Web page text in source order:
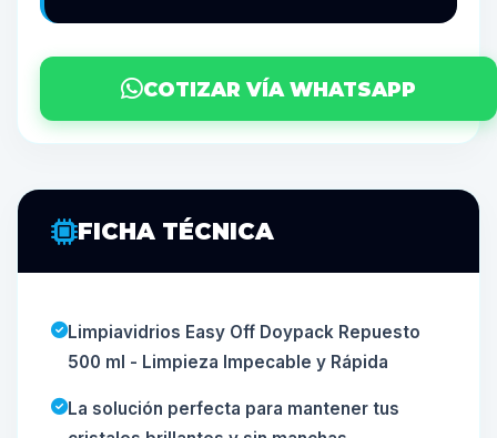
COTIZAR VÍA WHATSAPP
FICHA TÉCNICA
Limpiavidrios Easy Off Doypack Repuesto
500 ml - Limpieza Impecable y Rápida
La solución perfecta para mantener tus